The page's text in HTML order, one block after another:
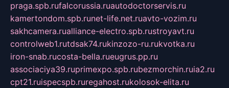
praga.spb.rufalcorussia.ruautodoctorservis.ru
kamertondom.spb.runet-life.net.ruavto-vozim.ru
sakhcamera.rualliance-electro.spb.rustroyavt.ru
controlweb1.rutdsak74.rukinzozo-ru.rukvotka.ru
iron-snab.rucosta-bella.rueugrus.pp.ru
associaciya39.ruprimexpo.spb.rubezmorchin.ruia2.ru
cpt21.ruispecspb.ruregahost.rukolosok-elita.ru